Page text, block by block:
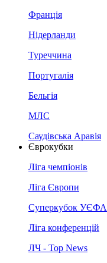
Франція
Нідерланди
Туреччина
Португалія
Бельгія
МЛС
Саудівська Аравія
Єврокубки
Ліга чемпіонів
Ліга Європи
Суперкубок УЄФА
Ліга конференцій
ЛЧ - Top News